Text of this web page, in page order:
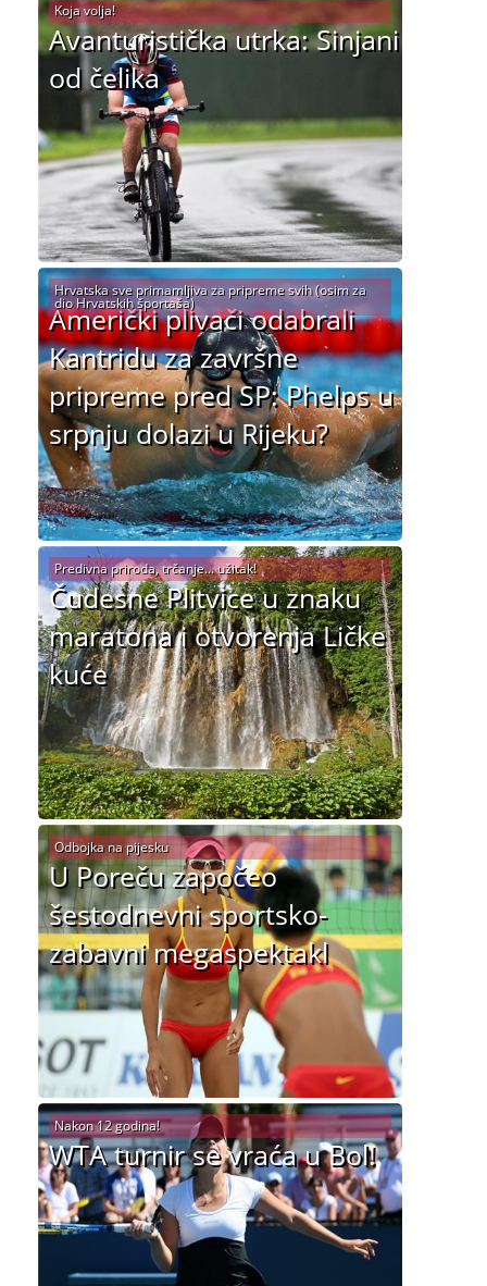
Avanturistička utrka: Sinjani
od čelika
Koja volja!
Američki plivači odabrali
Kantridu za završne
pripreme pred SP: Phelps u
srpnju dolazi u Rijeku?
Hrvatska sve primamljiva za pripreme svih (osim za
dio Hrvatskih športaša)
Čudesne Plitvice u znaku
maratona i otvorenja Ličke
kuće
Predivna priroda, trčanje... užitak!
U Poreču započeo
šestodnevni sportsko-
zabavni megaspektakl
Odbojka na pijesku
WTA turnir se vraća u Bol!
Nakon 12 godina!